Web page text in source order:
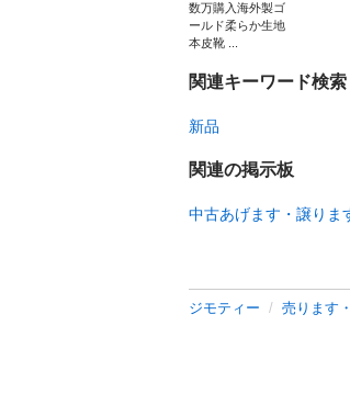
数万購入海外製ゴ
ールド柔らか生地
本皮靴 ...
関連キーワード検索
新品
関連の掲示板
中古あげます・譲りま
ジモティー 売ります